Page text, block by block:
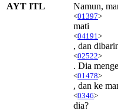
AYT ITL
Namun,
<01397>
mati
<04191 >
, dan
<02522>
. Dia
<01478>
, dan ke
<0346>
dia?